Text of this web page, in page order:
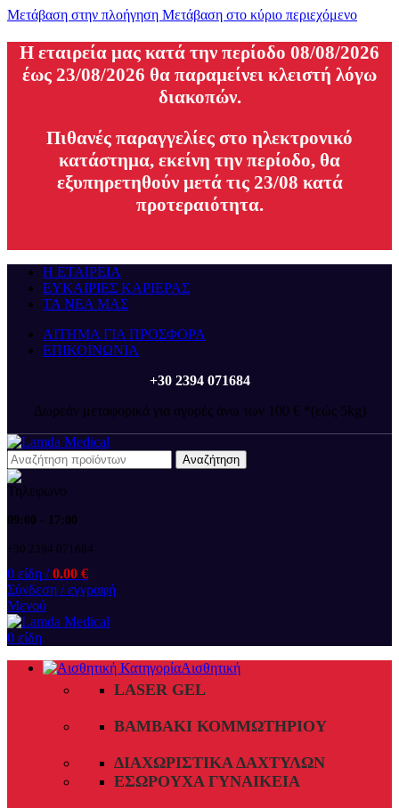
Μετάβαση στην πλοήγηση Μετάβαση στο κύριο περιεχόμενο
H εταιρεία μας κατά την περίοδο 08/08/2026
έως 23/08/2026 θα παραμείνει κλειστή λόγω
διακοπών.
Πιθανές παραγγελίες στο ηλεκτρονικό
κατάστημα, εκείνη την περίοδο, θα
εξυπηρετηθούν μετά τις 23/08 κατά
προτεραιότητα.
Η ΕΤΑΙΡΕΙΑ
ΕΥΚΑΙΡΙΕΣ ΚΑΡΙΕΡΑΣ
ΤΑ ΝΕΑ ΜΑΣ
ΑΙΤΗΜΑ ΓΙΑ ΠΡΟΣΦΟΡΑ
ΕΠΙΚΟΙΝΩΝΙΑ
+30 2394 071684
Δωρεάν μεταφορικά για αγορές άνω των 100 € *(εώς 5kg)
Αναζήτηση
09:00 - 17:00
+30 2394 071684
0 είδη / 0.00 €
Σύνδεση / εγγραφή
Μενού
0 είδη
Αισθητική
LASER GEL
ΒΑΜΒΆΚΙ ΚΟΜΜΩΤΗΡΊΟΥ
ΔΙΑΧΩΡΙΣΤΙΚΆ ΔΑΧΤΎΛΩΝ
ΕΣΏΡΟΥΧΑ ΓΥΝΑΙΚΕΊΑ